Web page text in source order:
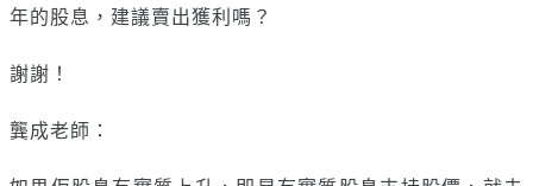
年的股息，建議賣出獲利嗎？
謝謝！
龔成老師：